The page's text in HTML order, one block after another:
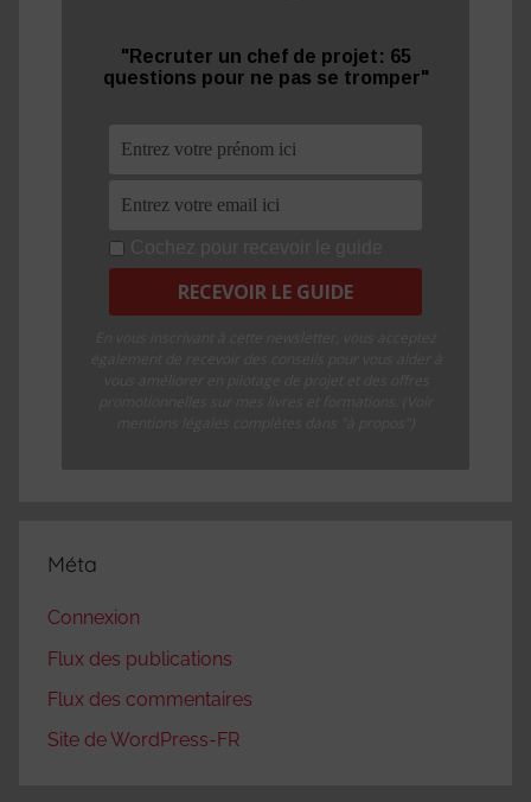
"Recruter un chef de projet: 65
questions pour ne pas se tromper"
Méta
Connexion
Flux des publications
Flux des commentaires
Site de WordPress-FR